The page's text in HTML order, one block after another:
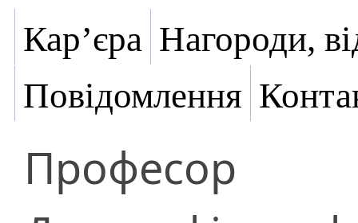
Кар’єра Нагороди,
Повідомлення
Професор